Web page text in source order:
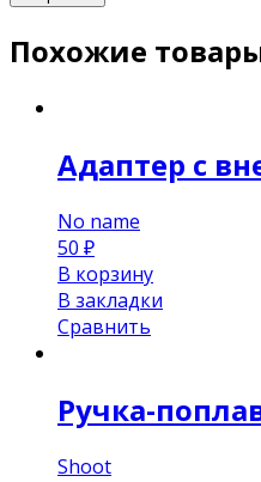
Похожие
Адаптер с
No name
50 ₽
В корзину
В закладки
Сравнить
Ручка-
Shoot